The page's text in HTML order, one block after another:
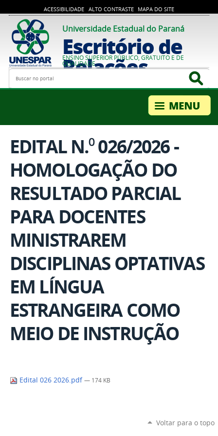
ACESSIBILIDADE ALTO CONTRASTE MAPA DO SITE
Universidade Estadual do Paraná
Escritório de
Relações
Internacionais
ENSINO SUPERIOR PÚBLICO, GRATUITO E DE
QUALIDADE
Busca
EDITAL N.⁰ 026/2026 -
HOMOLOGAÇÃO DO
RESULTADO PARCIAL
PARA DOCENTES
MINISTRAREM
DISCIPLINAS OPTATIVAS
EM LÍNGUA
ESTRANGEIRA COMO
MEIO DE INSTRUÇÃO
Edital 026 2026.pdf — 174 KB
Voltar para o topo